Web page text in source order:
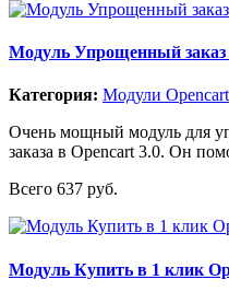
Модуль Упрощенный заказ
Категория: Модули Opencart
Очень мощный модуль для
заказа в Opencart 3.0. Он
Всего 637 руб.
Модуль Купить в 1 клик